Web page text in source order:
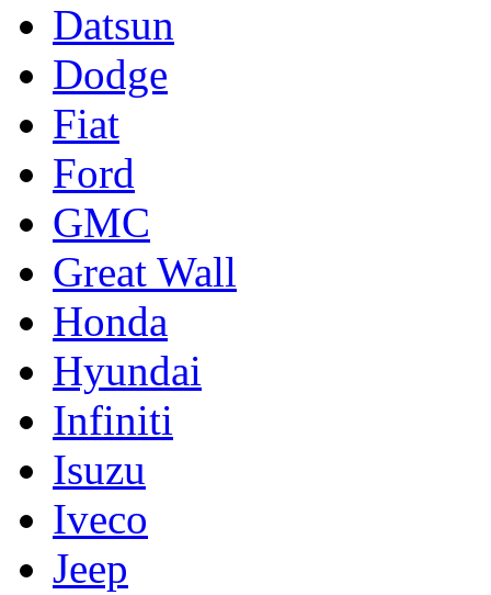
Datsun
Dodge
Fiat
Ford
GMC
Great Wall
Honda
Hyundai
Infiniti
Isuzu
Iveco
Jeep